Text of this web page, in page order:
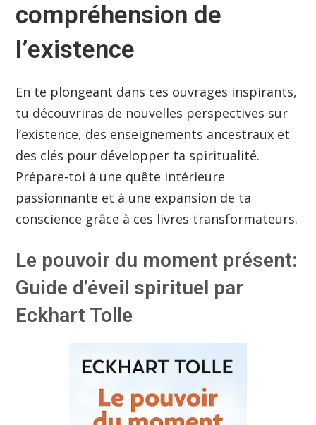
compréhension de
l’existence
En te plongeant dans ces ouvrages inspirants,
tu découvriras de nouvelles perspectives sur
l’existence, des enseignements ancestraux et
des clés pour développer ta spiritualité.
Prépare-toi à une quête intérieure
passionnante et à une expansion de ta
conscience grâce à ces livres transformateurs.
Le pouvoir du moment présent:
Guide d’éveil spirituel par
Eckhart Tolle